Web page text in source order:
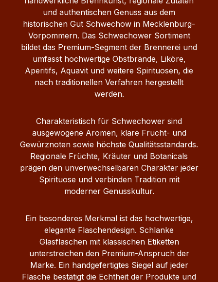
und authentischen Genuss aus dem
historischen Gut Schwechow in Mecklenburg-
Vorpommern. Das Schwechower Sortiment
bildet das Premium-Segment der Brennerei und
umfasst hochwertige Obstbrände, Liköre,
Aperitifs, Aquavit und weitere Spirituosen, die
nach traditionellen Verfahren hergestellt
werden.
Charakteristisch für Schwechower sind
ausgewogene Aromen, klare Frucht- und
Gewürznoten sowie höchste Qualitätsstandards.
Regionale Früchte, Kräuter und Botanicals
prägen den unverwechselbaren Charakter jeder
Spirituose und verbinden Tradition mit
moderner Genusskultur.
Ein besonderes Merkmal ist das hochwertige,
elegante Flaschendesign. Schlanke
Glasflaschen mit klassischen Etiketten
unterstreichen den Premium-Anspruch der
Marke. Ein handgefertigtes Siegel auf jeder
Flasche bestätigt die Echtheit der Produkte und